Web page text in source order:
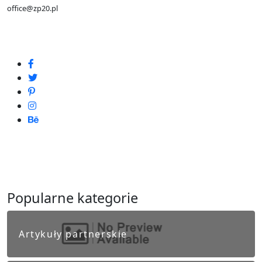
office@zp20.pl
Popularne kategorie
Artykuły partnerskie